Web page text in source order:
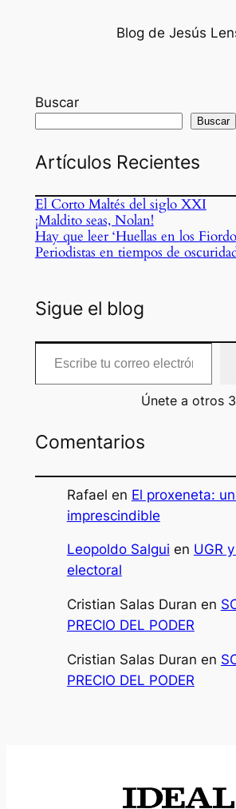
Blog de Jesús
Buscar
Buscar
Artículos Recientes
El Corto Maltés del siglo XXI
¡Maldito seas, Nolan!
Hay que leer ‘Huellas en los
Periodistas en tiempos de
Sigue el blog
Escribe tu correo electrónico…
Únete a otros
Comentarios
Rafael en El proxeneta:
imprescindible
Leopoldo Salgui en UGR
electoral
Cristian Salas Duran en
PRECIO DEL PODER
Cristian Salas Duran en
PRECIO DEL PODER